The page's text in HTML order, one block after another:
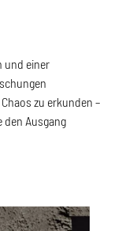
und einer
zu erkunden –
den Ausgang